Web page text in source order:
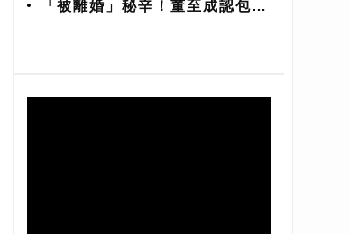
「被離婚」秘辛！董至成認包養